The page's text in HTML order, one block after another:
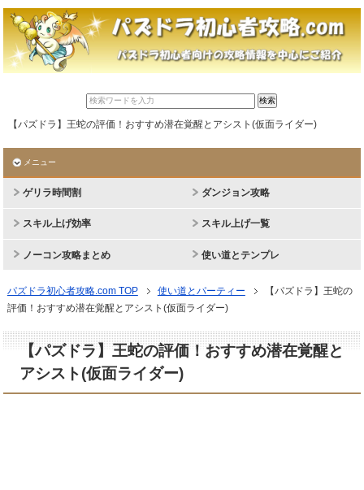
【パズドラ】王蛇の評価！おすすめ潜在覚醒とアシスト(仮面ライダー)
メニュー
ゲリラ時間割 ダンジョン攻略
スキル上げ効率 スキル上げ一覧
ノーコン攻略まとめ 使い道とテンプレ
パズドラ初心者攻略.com TOP 使い道とパーティー
【パズドラ】王蛇の
評価！おすすめ潜在覚醒とアシスト(仮面ライダー)
【パズドラ】王蛇の評価！おすすめ潜在覚醒と
アシスト(仮面ライダー)